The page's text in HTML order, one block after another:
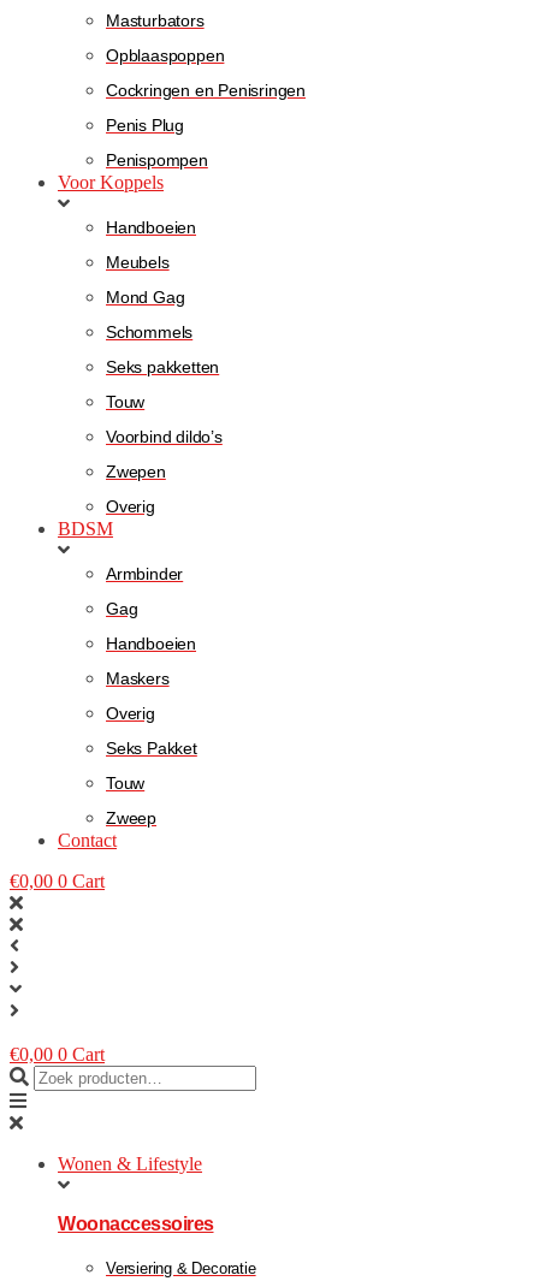
Masturbators
Opblaaspoppen
Cockringen en Penisringen
Penis Plug
Penispompen
Voor Koppels
Handboeien
Meubels
Mond Gag
Schommels
Seks pakketten
Touw
Voorbind dildo’s
Zwepen
Overig
BDSM
Armbinder
Gag
Handboeien
Maskers
Overig
Seks Pakket
Touw
Zweep
Contact
€0,00 0 Cart
€0,00 0 Cart
Wonen & Lifestyle
Woonaccessoires
Versiering & Decoratie